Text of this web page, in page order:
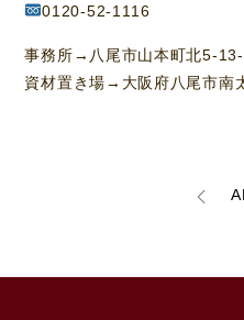
0120-52-1116
事務所→八尾市山本町北5-
資材置き場→大阪府八尾市南